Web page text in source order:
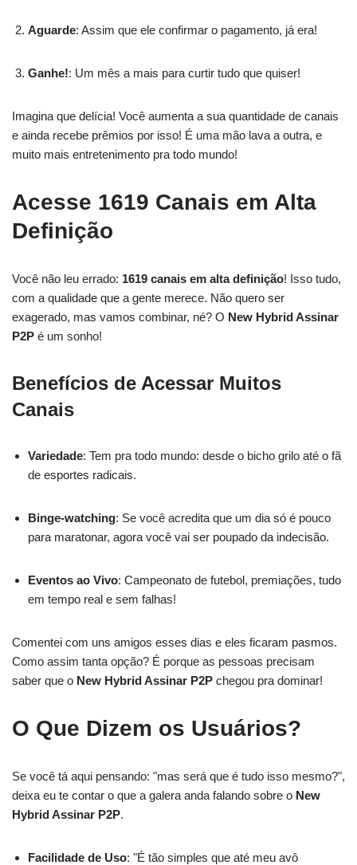
Aguarde: Assim que ele confirmar o pagamento, já era!
Ganhe!: Um mês a mais para curtir tudo que quiser!
Imagina que delícia! Você aumenta a sua quantidade de canais
e ainda recebe prêmios por isso! É uma mão lava a outra, e
muito mais entretenimento pra todo mundo!
Acesse 1619 Canais em Alta
Definição
Você não leu errado: 1619 canais em alta definição! Isso tudo,
com a qualidade que a gente merece. Não quero ser
exagerado, mas vamos combinar, né? O New Hybrid Assinar
P2P é um sonho!
Benefícios de Acessar Muitos
Canais
Variedade: Tem pra todo mundo: desde o bicho grilo até o fã
de esportes radicais.
Binge-watching: Se você acredita que um dia só é pouco
para maratonar, agora você vai ser poupado da indecisão.
Eventos ao Vivo: Campeonato de futebol, premiações, tudo
em tempo real e sem falhas!
Comentei com uns amigos esses dias e eles ficaram pasmos.
Como assim tanta opção? É porque as pessoas precisam
saber que o New Hybrid Assinar P2P chegou pra dominar!
O Que Dizem os Usuários?
Se você tá aqui pensando: "mas será que é tudo isso mesmo?",
deixa eu te contar o que a galera anda falando sobre o New
Hybrid Assinar P2P.
Facilidade de Uso: "É tão simples que até meu avô